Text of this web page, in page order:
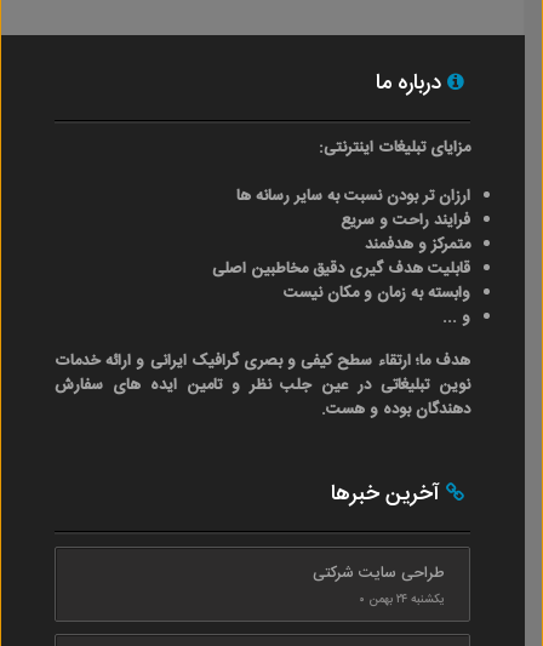
درباره ما
مزایای تبلیغات اینترنتی:
ارزان تر بودن نسبت به سایر رسانه ها
فرایند راحت و سریع
متمرکز و هدفمند
قابلیت هدف گیری دقیق مخاطبین اصلی
وابسته به زمان و مکان نیست
و ...
هدف ما؛ ارتقاء سطح کیفی و بصری گرافیک ایرانی و ارائه خدمات
نوین تبلیغاتی در عین جلب نظر و تامین ایده های سفارش
دهندگان بوده و هست.
آخرین خبرها
طراحی سایت شرکتی
یکشنبه ۲۴ بهمن ۰